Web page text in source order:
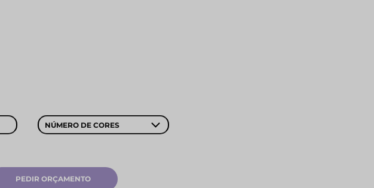
NÚMERO DE CORES
PEDIR ORÇAMENTO